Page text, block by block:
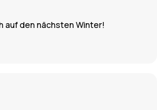
auf den nächsten Winter!